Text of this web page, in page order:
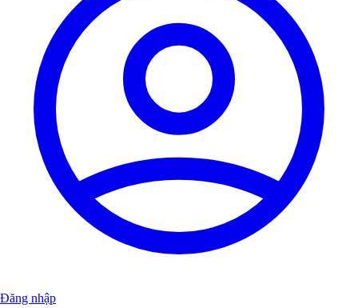
Đăng nhập